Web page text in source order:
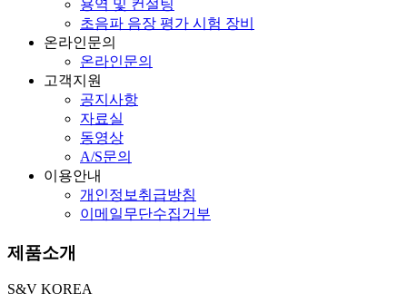
용역 및 컨설팅
초음파 음장 평가 시험 장비
온라인문의
온라인문의
고객지원
공지사항
자료실
동영상
A/S문의
이용안내
개인정보취급방침
이메일무단수집거부
제품소개
S&V KOREA